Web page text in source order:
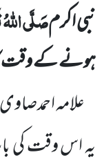
نبی اکرمصَلَّی
ہونے کے وقت
علامہ احمدصاوی
یہ اس وقت